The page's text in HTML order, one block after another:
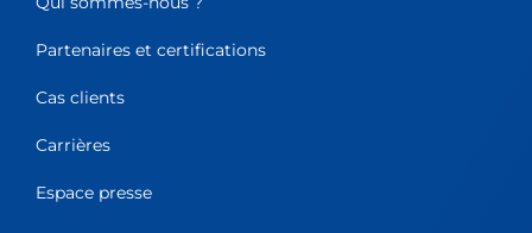
Partenaires et certifications
Cas clients
Carrières
Espace presse